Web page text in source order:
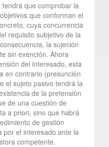
que comprobar la
que conforman el
cuya concurrencia
requisito subjetivo de la
la sujeción
sin exención. Ahora
del interesado, esta
en contrario (presunción
el sujeto pasivo tendrá la
de la pretensión
de una cuestión de
a priori, sino que habrá
de gestión
por el interesado ante la
competente.